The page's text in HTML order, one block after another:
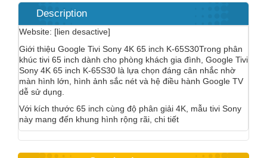
Description
Website: [lien desactive]
Giới thiệu Google Tivi Sony 4K 65 inch K-65S30Trong phân
khúc tivi 65 inch dành cho phòng khách gia đình, Google Tivi
Sony 4K 65 inch K-65S30 là lựa chọn đáng cân nhắc nhờ
màn hình lớn, hình ảnh sắc nét và hệ điều hành Google TV
dễ sử dụng.
Với kích thước 65 inch cùng độ phân giải 4K, mẫu tivi Sony
này mang đến khung hình rộng rãi, chi tiết